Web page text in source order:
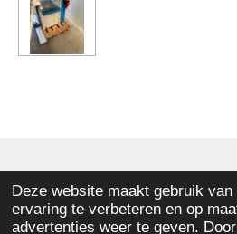
Deze website maakt gebruik
ervaring te verbeteren en op
advertenties weer te geven. Door
© 2025 - 2026 Memphis
Powered by JouwWeb